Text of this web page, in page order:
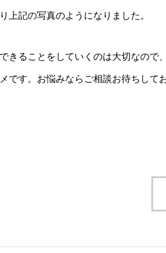
上記の写真のようになりました。
きることをしていくのは大切なので
です。お悩みならご相談お待ちして